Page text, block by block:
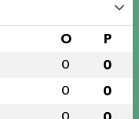
O P
0 0
0 0